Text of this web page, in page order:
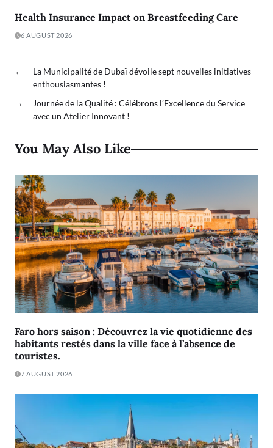
Health Insurance Impact on Breastfeeding Care
6 AUGUST 2026
←
La Municipalité de Dubaï dévoile sept nouvelles initiatives
enthousiasmantes !
→
Journée de la Qualité : Célébrons l’Excellence du Service
avec un Atelier Innovant !
You May Also Like
Faro hors saison : Découvrez la vie quotidienne des
habitants restés dans la ville face à l’absence de
touristes.
7 AUGUST 2026